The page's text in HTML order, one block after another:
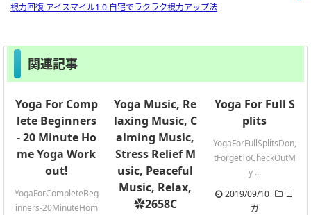
視力回復 アイスマイル1.0 自宅でラクラク視力アップ法
関連記事
Yoga For Comp
lete Beginners
- 20 Minute Ho
me Yoga Work
out!
YogaForCompleteBeg
inners-20MinuteHom
Yoga Music, Re
laxing Music, C
alming Music,
Stress Relief M
usic, Peaceful
Music, Relax,
✿2658C
Yoga For Full S
plits
YogaForFullSplitsDon,
tForgetToCheckOutM
y ...
2019/09/10
ヨ
ガ